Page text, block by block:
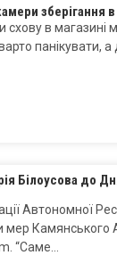
зберігання в
в магазині
панікувати,
Білоусова до
Автономної
мер Камянського
“Саме…